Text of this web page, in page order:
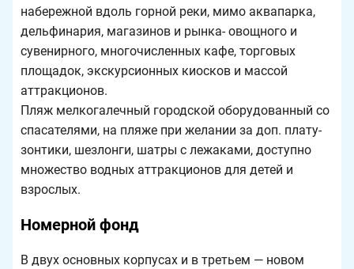
набережной вдоль горной реки, мимо аквапарка,
дельфинария, магазинов и рынка- овощного и
сувенирного, многочисленных кафе, торговых
площадок, экскурсионных киосков и массой
аттракционов.
Пляж мелкогалечный городской оборудованный со
спасателями, на пляже при желании за доп. плату-
зонтики, шезлонги, шатры с лежаками, доступно
множество водных аттракционов для детей и
взрослых.
Номерной фонд
В двух основных корпусах и в третьем — новом